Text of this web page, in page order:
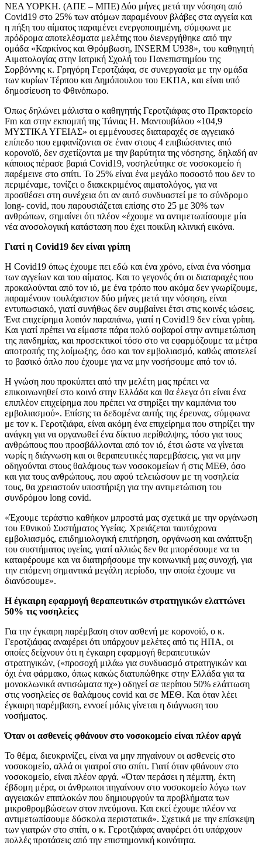
ΝΕΑ ΥΟΡΚΗ. (ΑΠΕ – ΜΠΕ) Δύο μήνες μετά την νόσηση από
Covid19 στο 25% των ατόμων παραμένουν βλάβες στα αγγεία και
η πήξη του αίματος παραμένει ενεργοποιημένη, σύμφωνα με
πρόδρομα αποτελέσματα μελέτης που διενεργήθηκε από την
ομάδα «Καρκίνος και Θρόμβωση, INSERM U938», του καθηγητή
Αιματολογίας στην Ιατρική Σχολή του Πανεπιστημίου της
Σορβόννης κ. Γρηγόρη Γεροτζιάφα, σε συνεργασία με την ομάδα
των κυρίων Τέρπου και Δημόπουλου του ΕΚΠΑ, και είναι υπό
δημοσίευση το Φθινόπωρο.
Όπως δηλώνει μάλιστα ο καθηγητής Γεροτζιάφας στο Πρακτορείο
Fm και στην εκπομπή της Τάνιας Η. Μαντουβάλου «104,9
ΜΥΣΤΙΚΑ ΥΓΕΙΑΣ» οι εμμένουσες διαταραχές σε αγγειακό
επίπεδο που εμφανίζονται σε έναν στους 4 επιβιώσαντες από
κορονοϊό, δεν σχετίζονται με την βαρύτητα της νόσησης, δηλαδή αν
κάποιος πέρασε βαριά Covid19, νοσηλεύτηκε σε νοσοκομείο ή
παρέμεινε στο σπίτι. Το 25% είναι ένα μεγάλο ποσοστό που δεν το
περιμέναμε, τονίζει ο διακεκριμένος αιματολόγος, για να
προσθέσει στη συνέχεια ότι αν αυτό συνδυαστεί με το σύνδρομο
long- covid, που παρουσιάζεται επίσης στο 25 με 30% των
ανθρώπων, σημαίνει ότι πλέον «έχουμε να αντιμετωπίσουμε μία
νέα ανοσολογική κατάσταση που έχει ποικίλη κλινική εικόνα.
Γιατί η Covid19 δεν είναι γρίπη
Η Covid19 όπως έχουμε πει εδώ και ένα χρόνο, είναι ένα νόσημα
των αγγείων και του αίματος. Και το γεγονός ότι οι διαταραχές που
προκαλούνται από τον ιό, με ένα τρόπο που ακόμα δεν γνωρίζουμε,
παραμένουν τουλάχιστον δύο μήνες μετά την νόσηση, είναι
εντυπωσιακό, γιατί συνήθως δεν συμβαίνει έτσι στις κοινές ιώσεις.
Ένα επιχείρημα λοιπόν παραπάνω, γιατί η Covid19 δεν είναι γρίπη.
Και γιατί πρέπει να είμαστε πάρα πολύ σοβαροί στην αντιμετώπιση
της πανδημίας, και προσεκτικοί τόσο στο να εφαρμόζουμε τα μέτρα
αποτροπής της λοίμωξης, όσο και τον εμβολιασμό, καθώς αποτελεί
το βασικό όπλο που έχουμε για να μην νοσήσουμε από τον ιό.
Η γνώση που προκύπτει από την μελέτη μας πρέπει να
επικοινωνηθεί στο κοινό στην Ελλάδα και θα έλεγα ότι είναι ένα
επιπλέον επιχείρημα που πρέπει να στηρίξει την καμπάνια του
εμβολιασμού». Επίσης τα δεδομένα αυτής της έρευνας, σύμφωνα
με τον κ. Γεροτζιάφα, είναι ακόμη ένα επιχείρημα που στηρίζει την
ανάγκη για να οργανωθεί ένα δίκτυο περίθαλψης, τόσο για τους
ανθρώπους που προσβάλλονται από τον ιό, έτσι ώστε να γίνεται
νωρίς η διάγνωση και οι θεραπευτικές παρεμβάσεις, για να μην
οδηγούνται στους θαλάμους των νοσοκομείων ή στις ΜΕΘ, όσο
και για τους ανθρώπους, που αφού τελειώσουν με τη νοσηλεία
τους, θα χρειαστούν υποστήριξη για την αντιμετώπιση του
συνδρόμου long covid.
«Έχουμε τεράστιο καθήκον μπροστά μας σχετικά με την οργάνωση
του Εθνικού Συστήματος Υγείας. Χρειάζεται ταυτόχρονα
εμβολιασμός, επιδημιολογική επιτήρηση, οργάνωση και ανάπτυξη
του συστήματος υγείας, γιατί αλλιώς δεν θα μπορέσουμε να τα
καταφέρουμε και να διατηρήσουμε την κοινωνική μας συνοχή, για
την επόμενη σημαντικά μεγάλη περίοδο, την οποία έχουμε να
διανύσουμε».
Η έγκαιρη εφαρμογή θεραπευτικών στρατηγικών ελαττώνει
50% τις νοσηλείες
Για την έγκαιρη παρέμβαση στον ασθενή με κορονοϊό, ο κ.
Γεροτζιάφας αναφέρει ότι υπάρχουν μελέτες από τις ΗΠΑ, οι
οποίες δείχνουν ότι η έγκαιρη εφαρμογή θεραπευτικών
στρατηγικών, («προσοχή μιλάω για συνδυασμό στρατηγικών και
όχι ένα φάρμακο, όπως κακώς διατυπώθηκε στην Ελλάδα για τα
μονοκλωνικά αντισώματα πχ») οδηγεί σε περίπου 50% ελάττωση
στις νοσηλείες σε θαλάμους covid και σε ΜΕΘ. Και όταν λέει
έγκαιρη παρέμβαση, εννοεί μόλις γίνεται η διάγνωση του
νοσήματος.
Όταν οι ασθενείς φθάνουν στο νοσοκομείο είναι πλέον αργά
Το θέμα, διευκρινίζει, είναι να μην πηγαίνουν οι ασθενείς στο
νοσοκομείο, αλλά οι γιατροί στο σπίτι. Γιατί όταν φθάνουν στο
νοσοκομείο, είναι πλέον αργά. «Όταν περάσει η πέμπτη, έκτη
έβδομη μέρα, οι άνθρωποι πηγαίνουν στο νοσοκομείο λόγω των
αγγειακών επιπλοκών που δημιουργούν τα προβλήματα των
μικροθρομβώσεων στον πνεύμονα. Και εκεί έχουμε πλέον να
αντιμετωπίσουμε δύσκολα περιστατικά». Σχετικά με την επίσκεψη
των γιατρών στο σπίτι, ο κ. Γεροτζιάφας αναφέρει ότι υπάρχουν
πολλές προτάσεις από την επιστημονική κοινότητα.